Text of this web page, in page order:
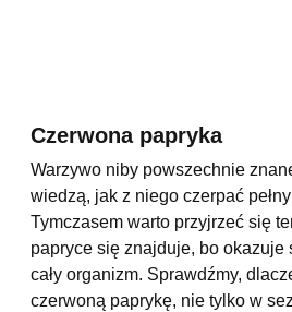
Czerwona papryka
Warzywo niby powszechnie
wiedzą, jak z niego czerpać
Tymczasem warto przyjrzeć się
papryce się znajduje, bo okazuje
cały organizm. Sprawdźmy,
czerwoną paprykę, nie tylko w